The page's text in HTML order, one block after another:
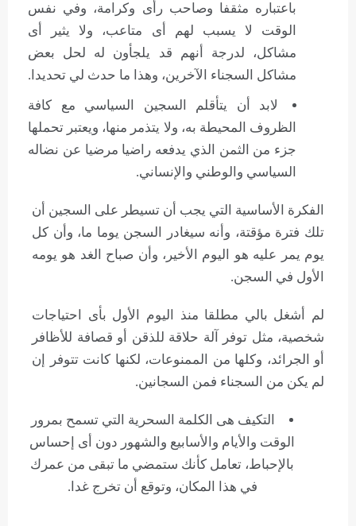
باعتباره مثقفا وصاحب رأى وكرامة، وفي نفس
الوقت لا يسبب لهم أى متاعب، ولا يثير أى
مشاكل، لدرجة أنهم قد يلجأون له لحل بعض
مشاكل السجناء الآخرين، وهذا ما حدث لي تحديدا.
لابد أن يتأقلم السجين السياسي مع كافة
الظروف المحيطة به، ولا يتذمر منها، ويعتبر تحملها
جزء من الثمن الذي يدفعه راضيا مرضيا عن نضاله
السياسي والوطني والإنساني.
الفكرة الأساسية التي يجب أن تسيطر على السجين أن
تلك فترة مؤقتة، وأنه سيغادر السجن يوما ما، وأن كل
يوم يمر عليه هو اليوم الأخير، وأن صباح الغد هو يومه
الأول في السجن.
لم أشغل بالي مطلقا منذ اليوم الأول بأى احتياجات
شخصية، مثل توفر آلة حلاقة للذقن أو قصافة للأظافر
أو الجرائد، وكلها من الممنوعات، لكنها كانت تتوفر إن
لم يكن من السجناء فمن السجانين.
التكيف هى الكلمة السحرية التي تسمح بمرور
الوقت والأيام والأسابيع والشهور دون أى إحساس
بالإحباط، تعامل كأنك ستمضي ما تبقى من عمرك
في هذا المكان، وتوقع أن تخرج غدا.